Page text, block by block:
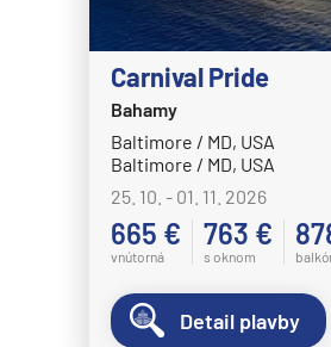
Carnival Pride
Bahamy
Baltimore / MD, USA
Baltimore / MD, USA
25. 10. - 01. 11. 2026
665 €
vnútorná
763 €
s oknom
Detail plavby